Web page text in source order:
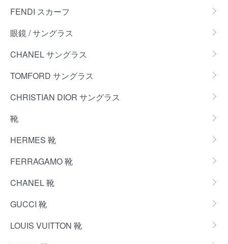
FENDI スカーフ
眼鏡 / サングラス
CHANEL サングラス
TOMFORD サングラス
CHRISTIAN DIOR サングラス
靴
HERMES 靴
FERRAGAMO 靴
CHANEL 靴
GUCCI 靴
LOUIS VUITTON 靴